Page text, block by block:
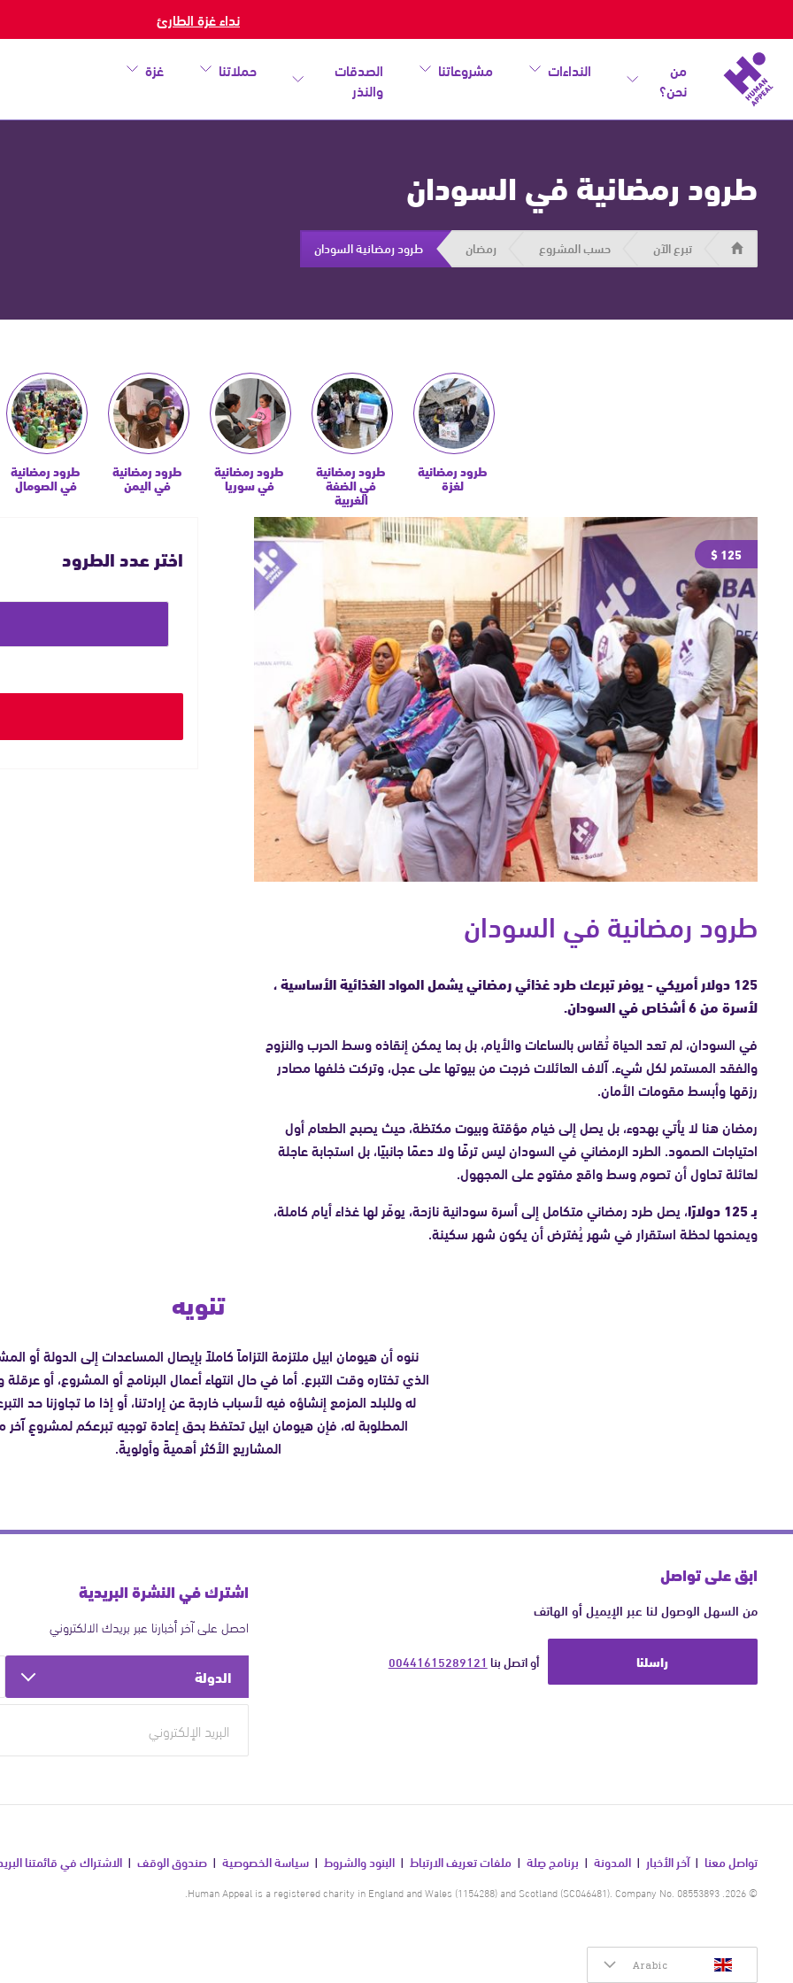
نداء غزة الطارئ
من
نحن؟
النداءات مشروعاتنا الصدقات
والنذر
حملاتنا غزة
طرود رمضانية في السودان
هيومان
أبيل
أجل
تبرع الآن حسب المشروع رمضان طرود رمضانية السودان
طرود رمضانية
لغزة
طرود رمضانية
في الضفة
الغربية
طرود رمضانية
في سوريا
طرود رمضانية
في اليمن
طرود رمضانية
في الصومال
125 $
طرود رمضانية في السودان
125 دولار أمريكي - يوفر تبرعك طرد غذائي رمضاني يشمل المواد الغذائية الأساسية ،
لأسرة من 6 أشخاص في السودان.
في السودان، لم تعد الحياة تُقاس بالساعات والأيام، بل بما يمكن إنقاذه وسط الحرب والنزوح
والفقد المستمر لكل شيء. آلاف العائلات خرجت من بيوتها على عجل، وتركت خلفها مصادر
رزقها وأبسط مقومات الأمان.
رمضان هنا لا يأتي بهدوء، بل يصل إلى خيام مؤقتة وبيوت مكتظة، حيث يصبح الطعام أول
احتياجات الصمود. الطرد الرمضاني في السودان ليس ترفًا ولا دعمًا جانبيًا، بل استجابة عاجلة
لعائلة تحاول أن تصوم وسط واقع مفتوح على المجهول.
بـ 125 دولارًا
، يصل طرد رمضاني متكامل إلى أسرة سودانية نازحة، يوفّر لها غذاء أيام كاملة،
ويمنحها لحظة استقرار في شهر يُفترض أن يكون شهر سكينة.
اختر عدد الطرود
حدد
التبرع
تنويه
ننوه أن هيومان ابيل ملتزمة التزاماً كاملاً بإيصال المساعدات إلى الدولة أو
الذي تختاره وقت التبرع. أما في حال انتهاء أعمال البرنامج أو المشروع، أو عرقلة
له وللبلد المزمع إنشاؤه فيه لأسباب خارجة عن إرادتنا، أو إذا ما تجاوزنا حد
المطلوبة له، فإن هيومان ابيل تحتفظ بحق إعادة توجيه تبرعكم لمشروعٍ آخر
المشاريع الأكثر أهميةً وأولويةً.
خطأ
ابق على تواصل
من السهل الوصول لنا عبر الإيميل أو الهاتف
راسلنا أو اتصل بنا 00441615289121
اشترك في النشرة البريدية
احصل على آخر أخبارنا عبر بريدك الالكتروني
الدولة
تواصل معنا آخر الأخبار المدونة برنامج صِلة ملفات تعريف الارتباط البنود والشروط سياسة الخصوصية صندوق الوقف الاشتراك في قائمتنا
© 2026. Human Appeal is a registered charity in England and Wales (1154288) and Scotland (SC046481). Company No. 08553893.
Arabic